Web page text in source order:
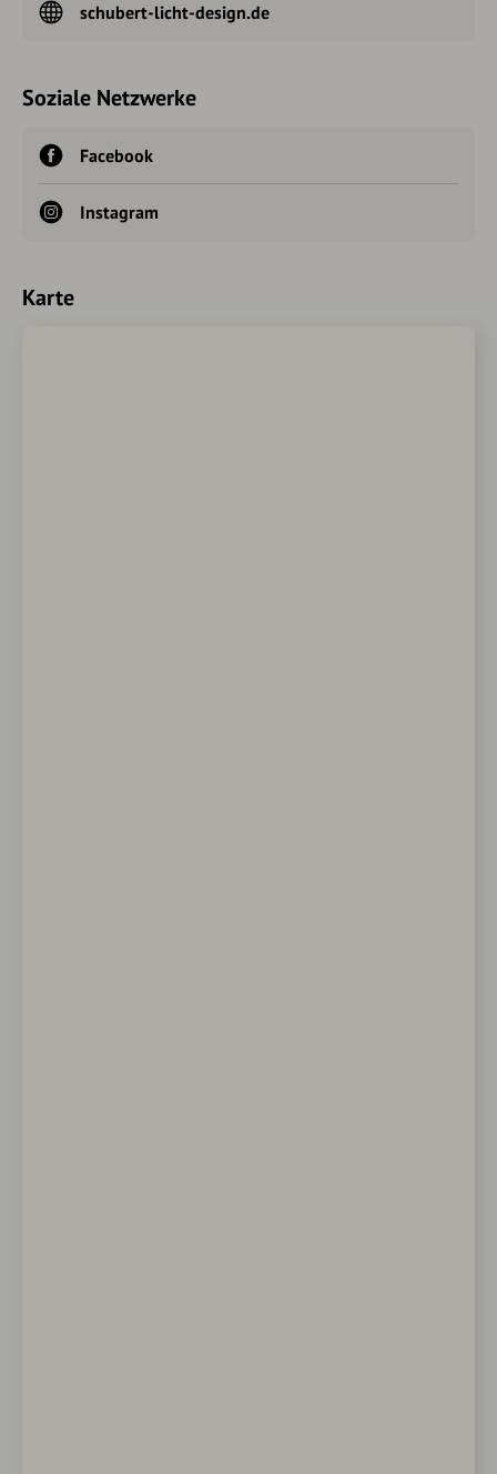
schubert-licht-design.de
Soziale Netzwerke
Facebook
Instagram
Karte